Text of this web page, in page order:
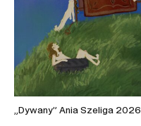
„Dywany” Ania Szeliga 2026